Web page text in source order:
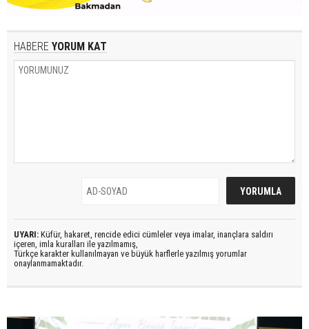
HABERE YORUM KAT
UYARI: Küfür, hakaret, rencide edici cümleler veya imalar, inançlara saldırı
içeren, imla kuralları ile yazılmamış,
Türkçe karakter kullanılmayan ve büyük harflerle yazılmış yorumlar
onaylanmamaktadır.